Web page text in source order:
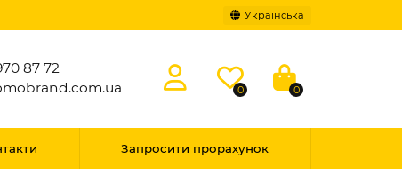
Українська
87 72
0 0
Запросити прорахунок